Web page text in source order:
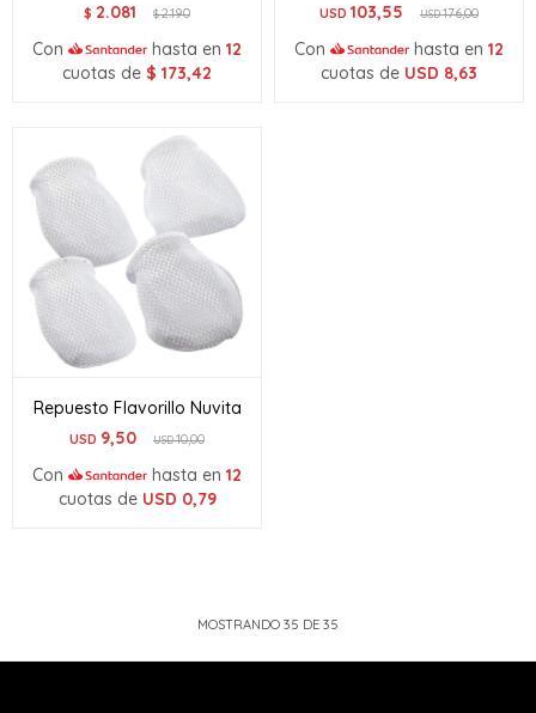
$ 2.081 $2.190
Con hasta en 12
cuotas de $ 173,42
USD 103,55 USD176,00
Con hasta en 12
cuotas de USD 8,63
Repuesto Flavorillo Nuvita
USD 9,50 USD10,00
Con hasta en 12
cuotas de USD 0,79
MOSTRANDO 35 DE 35